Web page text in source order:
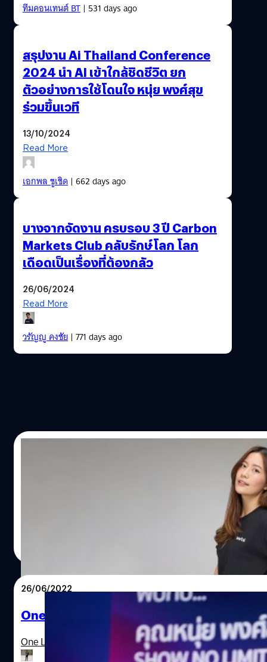
ทีมคอนเทนต์ BT| 531 days ago
สรุปงาน Ai Thailand Conference
2024 นำ AI เข้าใกล้ชิดชีวิต ยก
ตัวอย่างการใช้โดนใจ หนุ่ย พงศ์สุข
ร่วมขึ้นเวที
13/10/2024
Read More
เอกพล ชูเชิด| 662 days ago
บางจากจัดงาน ครบรอบ 3 ปี Carbon
Markets Club คลับรักษ์โลก โลก
เดือดเป็นเรื่องที่ต้องกลัว
26/06/2024
Read More
วรัญญู คงชัย| 771 days ago
[สัมภาษณ์] ฟรัง นรีกุล เกตุประภากร ชีวิตที่ขั
หมอฟรัง นรีกุล เกตุประภากร ทาเลนต์ใหม่ล่าสุดที่กำลังจะเ
26/06/2022
One Life One Job: ‘หนุ่ย-พงศ์สุข’ กับบทเรีย
One Life One Job: 'หนุ่ย-พงศ์สุข' กับบทเรียน 22 ปี